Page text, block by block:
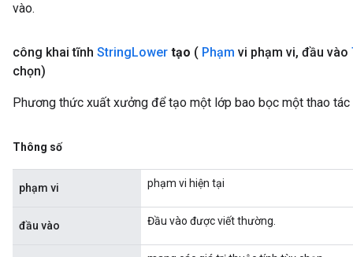
vào.
công khai tĩnh StringLower tạo ( Phạm vi phạm vi, đầu vào
chọn)
Phương thức xuất xưởng để tạo một lớp bao bọc một thao
Thông số
phạm vi phạm vi hiện tại
đầu vào Đầu vào được viết thường.